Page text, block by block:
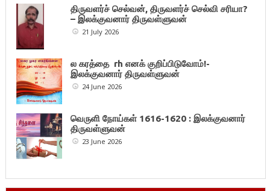
திருவளர்ச் செல்வன், திருவளர்ச் செல்வி சரியா?
– இலக்குவனார் திருவள்ளுவன்
21 July 2026
ல கரத்தை rh எனக் குறிப்பிடுவோம்!-
இலக்குவனார் திருவள்ளுவன்
24 June 2026
வெருளி நோய்கள் 1616-1620 : இலக்குவனார்
திருவள்ளுவன்
23 June 2026